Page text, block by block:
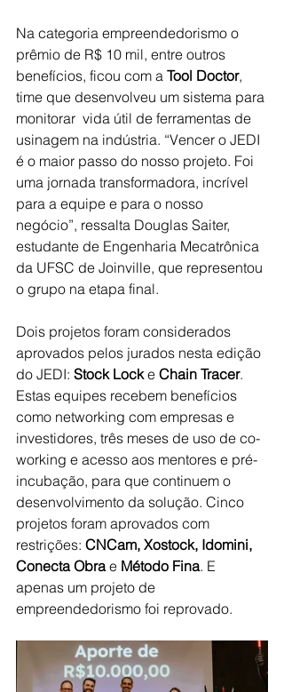
Na categoria empreendedorismo o
prêmio de R$ 10 mil, entre outros
benefícios, ficou com a Tool Doctor,
time que desenvolveu um sistema para
monitorar  vida útil de ferramentas de
usinagem na indústria. “Vencer o JEDI
é o maior passo do nosso projeto. Foi
uma jornada transformadora, incrível
para a equipe e para o nosso
negócio”, ressalta Douglas Saiter,
estudante de Engenharia Mecatrônica
da UFSC de Joinville, que representou
o grupo na etapa final.
Dois projetos foram considerados
aprovados pelos jurados nesta edição
do JEDI: Stock Lock e Chain Tracer.
Estas equipes recebem benefícios
como networking com empresas e
investidores, três meses de uso de co-
working e acesso aos mentores e pré-
incubação, para que continuem o
desenvolvimento da solução. Cinco
projetos foram aprovados com
restrições: CNCam, Xostock, Idomini,
Conecta Obra e Método Fina. E
apenas um projeto de
empreendedorismo foi reprovado.